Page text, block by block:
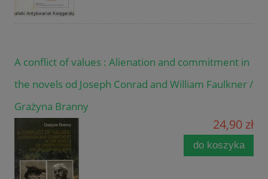
A conflict of values : Alienation and commitment in
the novels od Joseph Conrad and William Faulkner /
Grażyna Branny
24,90 zł
do koszyka